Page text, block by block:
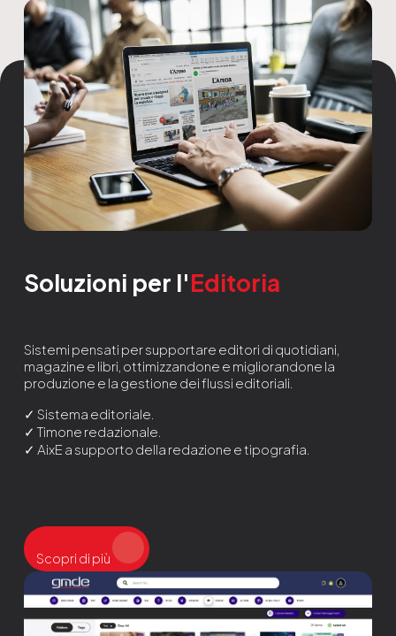
Soluzioni per l'Editoria
Sistemi pensati per supportare editori di quotidiani,
magazine e libri, ottimizzandone e migliorandone la
produzione e la gestione dei flussi editoriali.
✓ Sistema editoriale.
✓ Timone redazionale.
✓ AixE a supporto della redazione e tipografia.
Scopri di più